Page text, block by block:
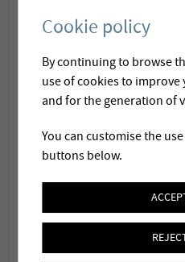
Commune de Saignelégier
Capacité
40 m3/h
Type d'eau
Eau de source
Mise en service
Août 2006
Chaîne de
Cookie policy
By continuing to browse
use of cookies to
and for the generation of
You can customise the
buttons below.